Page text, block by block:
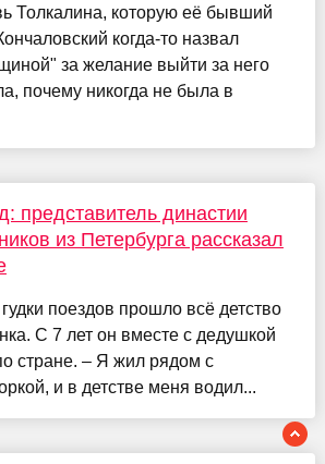
Толкалина, которую её бывший
когда-то назвал
за желание выйти за него
почему никогда не была в
представитель династии
из Петербурга рассказал
поездов прошло всё детство
С 7 лет он вместе с дедушкой
стране. – Я жил рядом с
и в детстве меня водил...